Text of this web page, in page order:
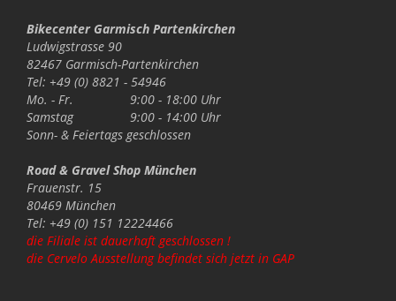
Bikecenter Garmisch Partenkirchen
Ludwigstrasse 90
82467 Garmisch-Partenkirchen
Tel: +49 (0) 8821 - 54946
Mo. - Fr.
9:00 - 18:00 Uhr
Samstag
9:00 - 14:00 Uhr
Sonn- & Feiertags geschlossen
Road & Gravel Shop München
Frauenstr. 15
80469 München
Tel: +49 (0) 151 12224466
die Filiale ist dauerhaft geschlossen !
die Cervelo Ausstellung befindet sich jetzt in GAP